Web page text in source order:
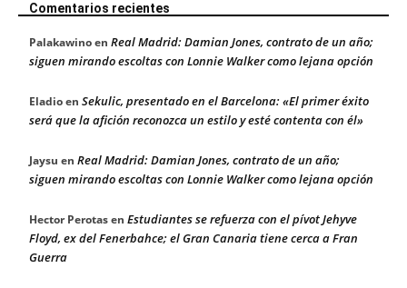
Comentarios recientes
Palakawinoen Real Madrid: Damian Jones, contrato de un año;
siguen mirando escoltas con Lonnie Walker como lejana opción
Eladioen Sekulic, presentado en el Barcelona: «El primer éxito
será que la afición reconozca un estilo y esté contenta con él»
Jaysu en Real Madrid: Damian Jones, contrato de un año;
siguen mirando escoltas con Lonnie Walker como lejana opción
Hector Perotasen Estudiantes se refuerza con el pívot Jehyve
Floyd, ex del Fenerbahce; el Gran Canaria tiene cerca a Fran
Guerra